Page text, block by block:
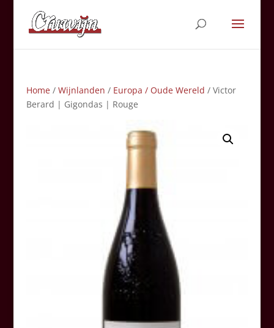
Home/ Wijnlanden / Europa / Oude Wereld / Victor
Berard | Gigondas | Rouge